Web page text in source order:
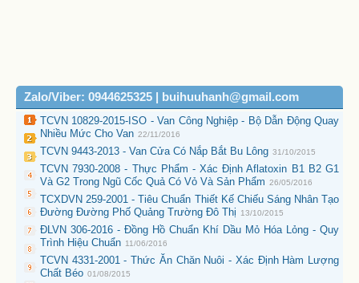
Zalo/Viber: 0944625325 | buihuuhanh@gmail.com
TCVN 10829-2015-ISO - Van Công Nghiệp - Bộ Dẫn Động Quay
Nhiều Mức Cho Van 22/11/2016
TCVN 9443-2013 - Van Cửa Có Nắp Bắt Bu Lông 31/10/2015
TCVN 7930-2008 - Thực Phẩm - Xác Định Aflatoxin B1 B2 G1
Và G2 Trong Ngũ Cốc Quả Có Vỏ Và Sản Phẩm 26/05/2016
TCXDVN 259-2001 - Tiêu Chuẩn Thiết Kế Chiếu Sáng Nhân Tạo
Đường Đường Phố Quảng Trường Đô Thị
13/10/2015
ĐLVN 306-2016 - Đồng Hồ Chuẩn Khí Dầu Mỏ Hóa Lỏng - Quy
Trình Hiệu Chuẩn 11/06/2016
TCVN 4331-2001 - Thức Ăn Chăn Nuôi - Xác Định Hàm Lượng
Chất Béo 01/08/2015